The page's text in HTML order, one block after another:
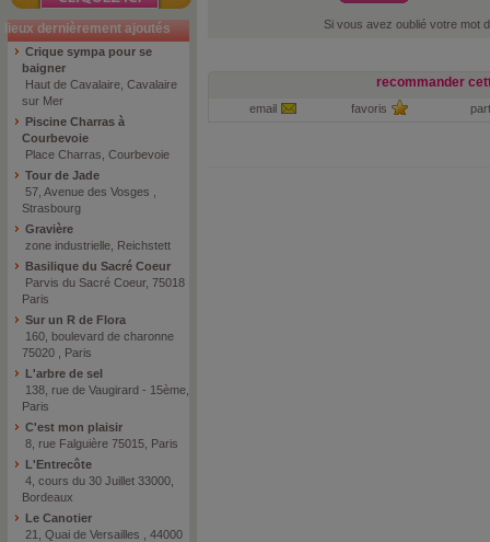
lieux dernièrement ajoutés
Crique sympa pour se
baigner
Haut de Cavalaire, Cavalaire
sur Mer
Piscine Charras à
Courbevoie
Place Charras, Courbevoie
Tour de Jade
57, Avenue des Vosges ,
Strasbourg
Gravière
zone industrielle, Reichstett
Basilique du Sacré Coeur
Parvis du Sacré Coeur, 75018
Paris
Sur un R de Flora
160, boulevard de charonne
75020 , Paris
L'arbre de sel
138, rue de Vaugirard - 15ème,
Paris
C'est mon plaisir
8, rue Falguière 75015, Paris
L'Entrecôte
4, cours du 30 Juillet 33000,
Bordeaux
Le Canotier
21, Quai de Versailles , 44000
Si vous avez oublié votre mot
recommander
email favoris